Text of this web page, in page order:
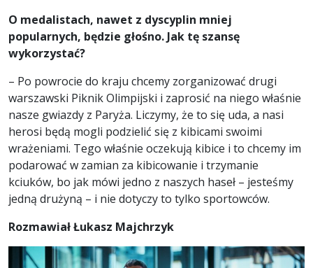
O medalistach, nawet z dyscyplin mniej
popularnych, będzie głośno. Jak tę szansę
wykorzystać?
– Po powrocie do kraju chcemy zorganizować drugi
warszawski Piknik Olimpijski i zaprosić na niego właśnie
nasze gwiazdy z Paryża. Liczymy, że to się uda, a nasi
herosi będą mogli podzielić się z kibicami swoimi
wrażeniami. Tego właśnie oczekują kibice i to chcemy im
podarować w zamian za kibicowanie i trzymanie
kciuków, bo jak mówi jedno z naszych haseł – jesteśmy
jedną drużyną – i nie dotyczy to tylko sportowców.
Rozmawiał Łukasz Majchrzyk